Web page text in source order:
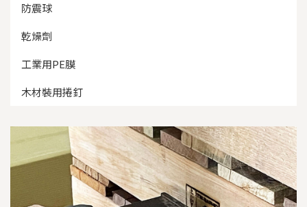
防震球
乾燥劑
工業用PE膜
木材裝用捲釘